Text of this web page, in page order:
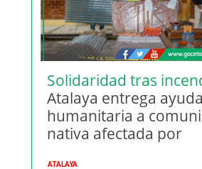
Solidaridad tras
Atalaya entrega ayuda
humanitaria a
nativa afectada por
ATALAYA